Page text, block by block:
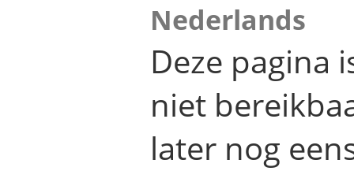
Nederlands
Deze pagina
niet
later nog